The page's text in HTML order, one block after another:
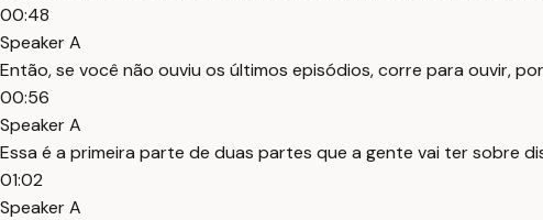
00:48
Speaker A
Então, se você não ouviu os últimos episódios, corre para ouvir,
00:56
Speaker A
Essa é a primeira parte de duas partes que a gente vai ter sobre
01:02
Speaker A